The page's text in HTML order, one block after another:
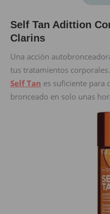
Self Tan Adittion
Clarins
Una acción
tus tratamientos
Self Tan es suficiente para
bronceado en solo unas